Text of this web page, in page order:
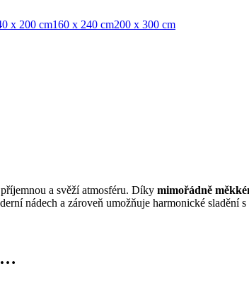
x 200 cm160 x 240 cm200 x 300 cm
a svěží atmosféru. Díky mimořádně
nádech a zároveň umožňuje harmonické sladění
…